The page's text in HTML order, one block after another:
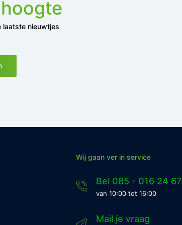
laatste nieuwtjes
Wij gaan ver in service
Bel 085 - 016 24 67
van 10:00 tot 16:00
Mail je vraag